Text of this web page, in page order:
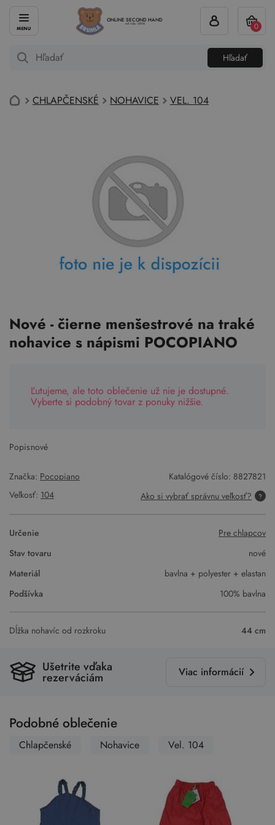
ONLINE SECOND HAND
od roku 2004
Hľadať
0
CHLAPČENSKÉ NOHAVICE VEL. 104
Nové - čierne menšestrové na traké
nohavice s nápismi POCOPIANO
Ľutujeme, ale toto oblečenie už nie je dostupné.
Vyberte si podobný tovar z ponuky nižšie.
Popis:nové
Značka: Pocopiano Katalógové číslo: 8827821
Veľkosť: 104 Ako si vybrať správnu veľkosť?
Určenie
Pre chlapcov
Stav tovaru
nové
Materiál
bavlna + polyester + elastan
Podšívka
100% bavlna
Dĺžka nohavíc od rozkroku 44 cm
Ušetrite vďaka
rezerváciám Viac informácií
Podobné oblečenie
Chlapčenské Nohavice Vel. 104